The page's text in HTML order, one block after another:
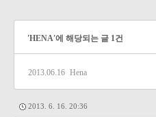
'HENA'에 해당되는 글 1건
2013.06.16 Hena
2013. 6. 16. 20:36